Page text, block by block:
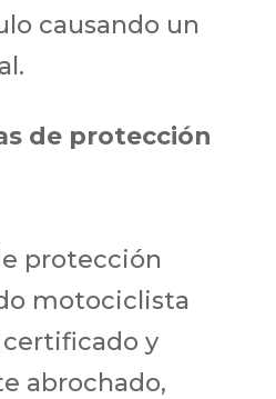
causando un
de protección
protección
motociclista
certificado y
abrochado,